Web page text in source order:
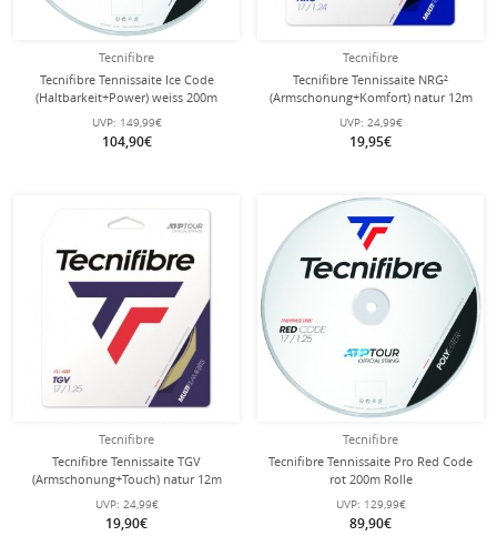
Tecnifibre
Tecnifibre Tennissaite Ice Code
(Haltbarkeit+Power) weiss 200m
Rolle
UVP: 149,99€
104,90€
Tecnifibre
Tecnifibre Tennissaite NRG²
(Armschonung+Komfort) natur 12m
Set
UVP: 24,99€
19,95€
Tecnifibre
Tecnifibre Tennissaite TGV
(Armschonung+Touch) natur 12m
Set
UVP: 24,99€
19,90€
Tecnifibre
Tecnifibre Tennissaite Pro Red Code
rot 200m Rolle
UVP: 129,99€
89,90€